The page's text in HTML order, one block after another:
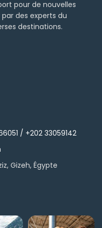
pour de nouvelles
des experts du
destinations.
/ +202 33059142
Gizeh, Égypte